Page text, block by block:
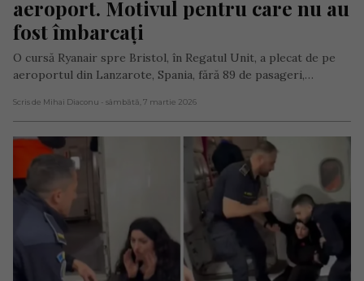
aeroport. Motivul pentru care nu au
fost îmbarcați
O cursă Ryanair spre Bristol, în Regatul Unit, a plecat de pe
aeroportul din Lanzarote, Spania, fără 89 de pasageri,…
Scris de Mihai Diaconu - sâmbătă, 7 martie 2026